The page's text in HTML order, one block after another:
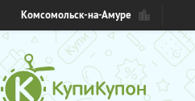
Комсомольск-на-Амуре